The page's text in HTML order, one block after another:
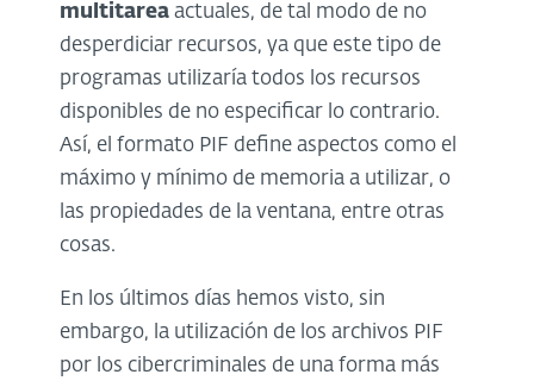
multitarea actuales, de tal modo de no
desperdiciar recursos, ya que este tipo de
programas utilizaría todos los recursos
disponibles de no especificar lo contrario.
Así, el formato PIF define aspectos como el
máximo y mínimo de memoria a utilizar, o
las propiedades de la ventana, entre otras
cosas.
En los últimos días hemos visto, sin
embargo, la utilización de los archivos PIF
por los cibercriminales de una forma más